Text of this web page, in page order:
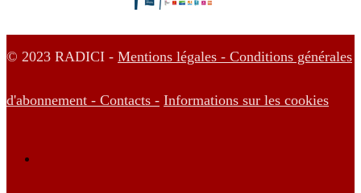
© 2023 RADICI - Mentions légales - Conditions générales
d'abonnement - Contacts - Informations sur les cookies